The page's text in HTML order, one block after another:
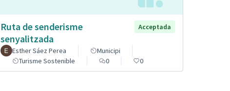
Ruta de senderisme
senyalitzada
Acceptada
Esther Sáez Perea
Municipi
Turisme Sostenible
0 0